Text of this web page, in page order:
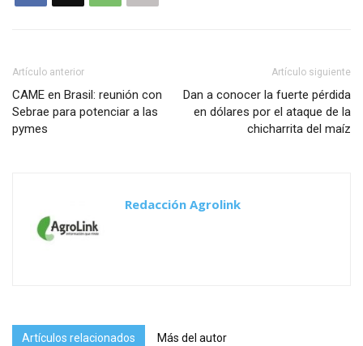
Artículo anterior
CAME en Brasil: reunión con
Sebrae para potenciar a las
pymes
Artículo siguiente
Dan a conocer la fuerte pérdida
en dólares por el ataque de la
chicharrita del maíz
Redacción Agrolink
Artículos relacionados Más del autor